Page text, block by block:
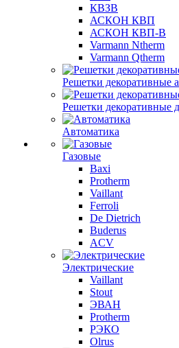
КВЗВ
АСКОН КВП
АСКОН КВП-В
Varmann Ntherm
Varmann Qtherm
Решетки декоративные
Решетки декоративные
Автоматика
Газовые
Baxi
Protherm
Vaillant
Ferroli
De Dietrich
Buderus
ACV
Электрические
Vaillant
Stout
ЭВАН
Protherm
РЭКО
Olrus